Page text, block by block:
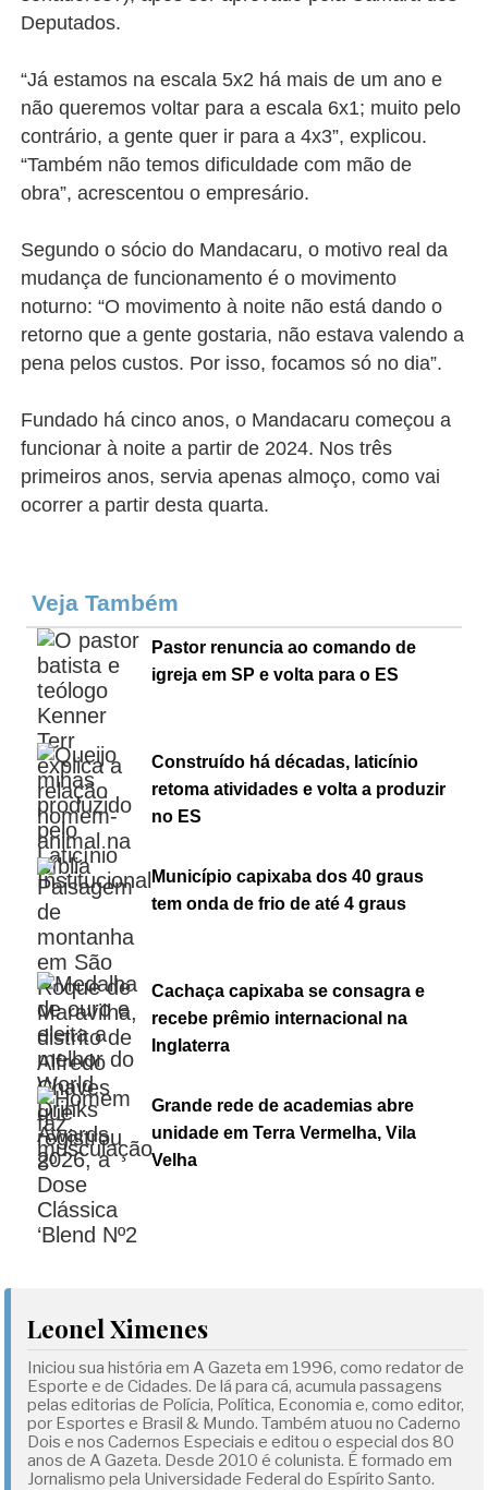
Deputados.
“Já estamos na escala 5x2 há mais de um ano e
não queremos voltar para a escala 6x1; muito pelo
contrário, a gente quer ir para a 4x3”, explicou.
“Também não temos dificuldade com mão de
obra”, acrescentou o empresário.
Segundo o sócio do Mandacaru, o motivo real da
mudança de funcionamento é o movimento
noturno: “O movimento à noite não está dando o
retorno que a gente gostaria, não estava valendo a
pena pelos custos. Por isso, focamos só no dia”.
Fundado há cinco anos, o Mandacaru começou a
funcionar à noite a partir de 2024. Nos três
primeiros anos, servia apenas almoço, como vai
ocorrer a partir desta quarta.
Veja Também
Pastor renuncia ao comando de
igreja em SP e volta para o ES
Construído há décadas, laticínio
retoma atividades e volta a produzir
no ES
Município capixaba dos 40 graus
tem onda de frio de até 4 graus
Cachaça capixaba se consagra e
recebe prêmio internacional na
Inglaterra
Grande rede de academias abre
unidade em Terra Vermelha, Vila
Velha
Leonel Ximenes
Iniciou sua história em A Gazeta em 1996, como redator de
Esporte e de Cidades. De lá para cá, acumula passagens
pelas editorias de Polícia, Política, Economia e, como editor,
por Esportes e Brasil & Mundo. Também atuou no Caderno
Dois e nos Cadernos Especiais e editou o especial dos 80
anos de A Gazeta. Desde 2010 é colunista. É formado em
Jornalismo pela Universidade Federal do Espírito Santo.